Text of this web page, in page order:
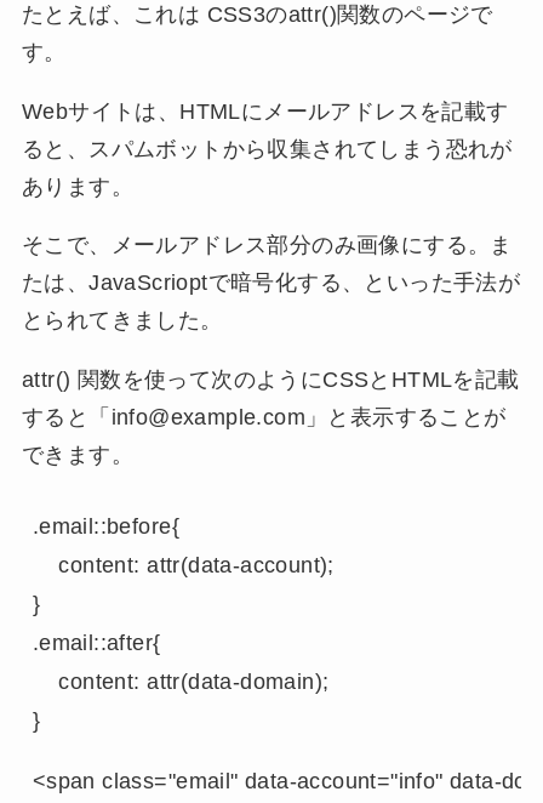
たとえば、これは CSS3のattr()関数のページで
す。
Webサイトは、HTMLにメールアドレスを記載す
ると、スパムボットから収集されてしまう恐れが
あります。
そこで、メールアドレス部分のみ画像にする。ま
たは、JavaScrioptで暗号化する、といった手法が
とられてきました。
attr() 関数を使って次のようにCSSとHTMLを記載
すると「info@example.com」と表示することが
できます。
.email::before{
    content: attr(data-account);
}
.email::after{
    content: attr(data-domain);
}
<span class="email" data-account="info" data-